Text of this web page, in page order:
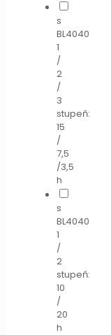
s
BL4040
1
/
2
/
3
stupeň:
15
/
7,5
/3,5
h
s
BL4040
1
/
2
stupeň:
10
/
20
h